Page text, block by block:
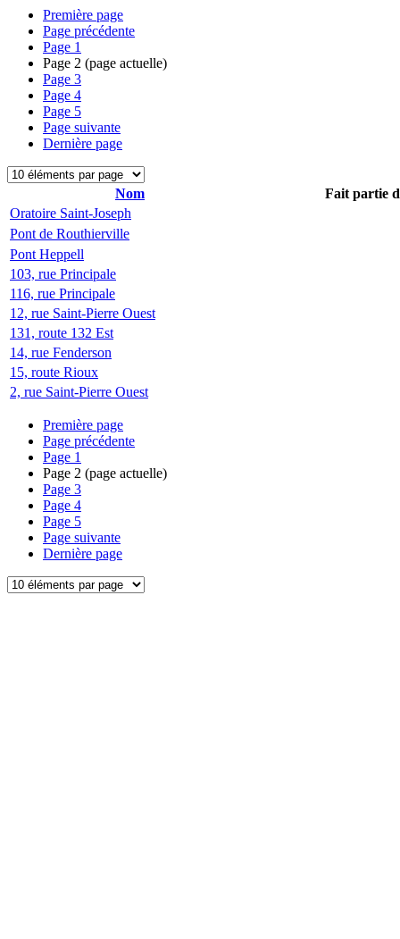
Première page
Page précédente
Page 1
Page 2 (page actuelle)
Page 3
Page 4
Page 5
Page suivante
Dernière page
Nom
Fait partie
Oratoire Saint-Joseph
Pont de Routhierville
Pont Heppell
103, rue Principale
116, rue Principale
12, rue Saint-Pierre Ouest
131, route 132 Est
14, rue Fenderson
15, route Rioux
2, rue Saint-Pierre Ouest
Première page
Page précédente
Page 1
Page 2 (page actuelle)
Page 3
Page 4
Page 5
Page suivante
Dernière page